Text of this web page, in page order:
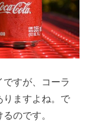
すが、コーラ
りますよね。で
のです。